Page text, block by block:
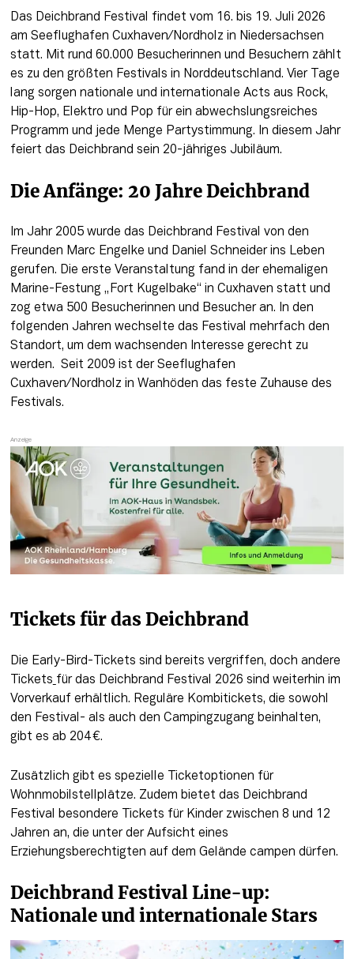
Das Deichbrand Festival findet vom 16. bis 19. Juli 2026
am Seeflughafen Cuxhaven/Nordholz in Niedersachsen
statt. Mit rund 60.000 Besucherinnen und Besuchern zählt
es zu den größten Festivals in Norddeutschland. Vier Tage
lang sorgen nationale und internationale Acts aus Rock,
Hip-Hop, Elektro und Pop für ein abwechslungsreiches
Programm und jede Menge Partystimmung. In diesem Jahr
feiert das Deichbrand sein 20-jähriges Jubiläum.
Die Anfänge: 20 Jahre Deichbrand
Im Jahr 2005 wurde das Deichbrand Festival von den
Freunden Marc Engelke und Daniel Schneider ins Leben
gerufen. Die erste Veranstaltung fand in der ehemaligen
Marine-Festung „Fort Kugelbake“ in Cuxhaven statt und
zog etwa 500 Besucherinnen und Besucher an. In den
folgenden Jahren wechselte das Festival mehrfach den
Standort, um dem wachsenden Interesse gerecht zu
werden.  ​Seit 2009 ist der Seeflughafen
Cuxhaven/Nordholz in Wanhöden das feste Zuhause des
Festivals.
Tickets für das Deichbrand
Die Early-Bird-Tickets sind bereits vergriffen, doch andere
Tickets für das Deichbrand Festival 2026 sind weiterhin im
Vorverkauf erhältlich. Reguläre Kombitickets, die sowohl
den Festival- als auch den Campingzugang beinhalten,
gibt es ab 204 €.
Zusätzlich gibt es spezielle Ticketoptionen für
Wohnmobilstellplätze. Zudem bietet das Deichbrand
Festival besondere Tickets für Kinder zwischen 8 und 12
Jahren an, die unter der Aufsicht eines
Erziehungsberechtigten auf dem Gelände campen dürfen.
Deichbrand Festival Line-up:
Nationale und internationale Stars